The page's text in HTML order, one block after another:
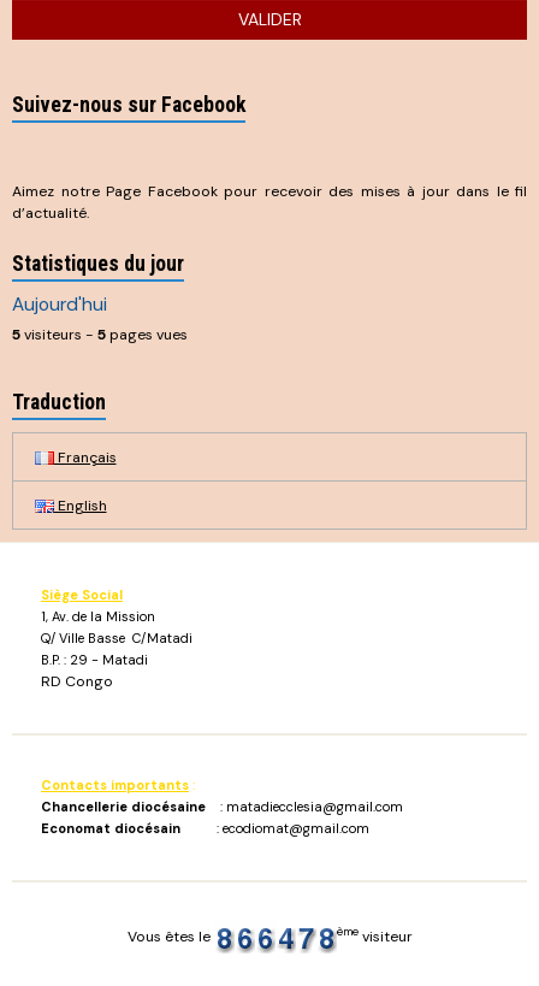
VALIDER
Suivez-nous sur Facebook
Aimez notre Page Facebook pour recevoir des mises à jour dans le fil
d’actualité.
Statistiques du jour
Aujourd'hui
5visiteurs - 5pages vues
Traduction
Français
English
Siège Social
1, Av. de la Mission
Q/ Ville Basse C/Matadi
B.P. : 29 - Matadi
RD Congo
Contacts importants :
Chancellerie diocésaine : matadiecclesia@gmail.com
Economat diocésain : ecodiomat@gmail.com
Vous êtes le èmevisiteur